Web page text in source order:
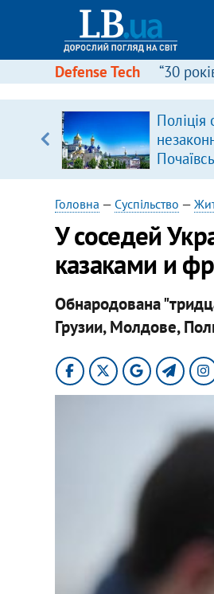
Defense Tech “30
Головна — Суспільство —
У соседей
казаками и
Обнародована
Грузии, Молдове,